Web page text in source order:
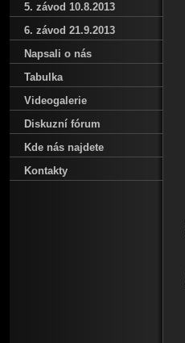
5. závod 10.8.2013
6. závod 21.9.2013
Napsali o nás
Tabulka
Videogalerie
Diskuzní fórum
Kde nás najdete
Kontakty